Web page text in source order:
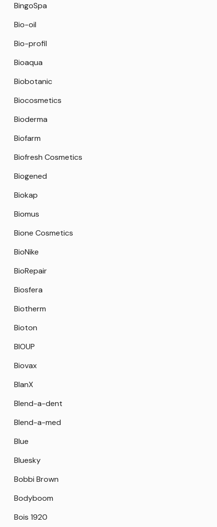
BingoSpa
Bio-oil
Bio-profil
Bioaqua
Biobotanic
Biocosmetics
Bioderma
Biofarm
Biofresh Cosmetics
Biogened
Biokap
Biomus
Bione Cosmetics
BioNike
BioRepair
Biosfera
Biotherm
Bioton
BIOUP
Biovax
BlanX
Blend-a-dent
Blend-a-med
Blue
Bluesky
Bobbi Brown
Bodyboom
Bois 1920